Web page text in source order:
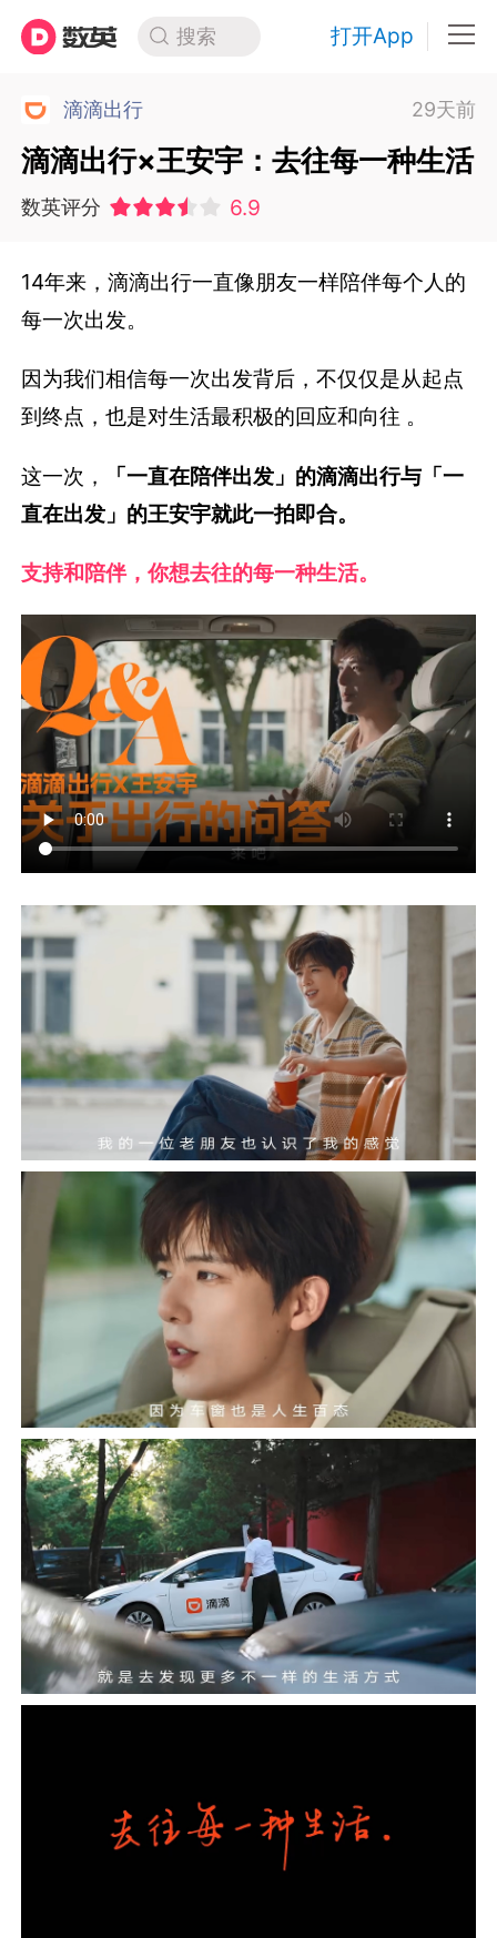
搜索 打开App
滴滴出行 29天前
滴滴出行×王安宇：去往每一种生活
数英评分 6.9
14年来，滴滴出行一直像朋友一样陪伴每个人的
每一次出发。
因为我们相信每一次出发背后，不仅仅是从起点
到终点，也是对生活最积极的回应和向往 。
这一次，
「一直在陪伴出发」的滴滴出行与「一
直在出发」的王安宇就此一拍即合。
支持和陪伴，你想去往的每一种生活。